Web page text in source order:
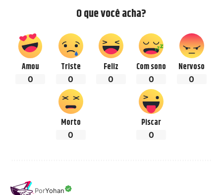
O que você acha?
Amou
0
Triste
0
Feliz
0
Com sono
0
Nervoso
0
Morto
0
Piscar
0
PorYohan